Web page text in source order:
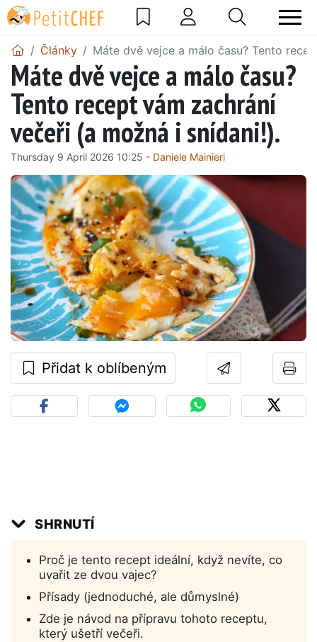
Články Máte dvě vejce a málo času? Tento
Máte dvě vejce a málo času?
Tento recept vám zachrání
večeři (a možná i snídani!).
Thursday 9 April 2026 10:25 - Daniele Mainieri
Přidat k oblíbeným
SHRNUTÍ
Proč je tento recept ideální, když nevíte, co
uvařit ze dvou vajec?
Přísady (jednoduché, ale důmyslné)
Zde je návod na přípravu tohoto receptu,
který ušetří večeři.